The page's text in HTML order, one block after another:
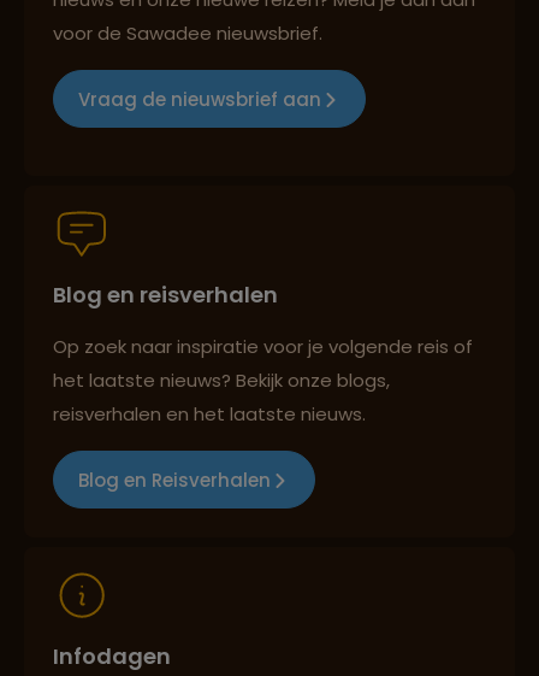
Groepsreizen mét indivuele vrijheid
Best beoordeelde reisroutes
Reizen met oog voor mens, cultuur en milieu
voor de Sawadee nieuwsbrief.
Vraag de nieuwsbrief aan
Blog en reisverhalen
Op zoek naar inspiratie voor je volgende reis of
het laatste nieuws? Bekijk onze blogs,
reisverhalen en het laatste nieuws.
Blog en Reisverhalen
Infodagen